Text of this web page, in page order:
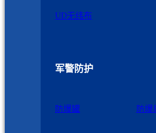
UD无纬布
军警防护
防爆罐 防爆